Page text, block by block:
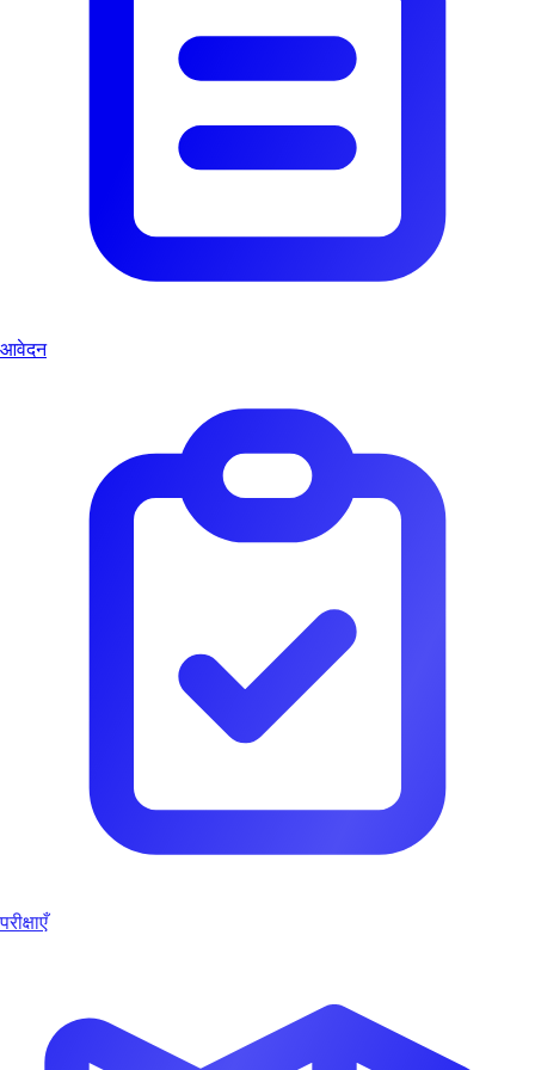
आवेदन
परीक्षाएँ